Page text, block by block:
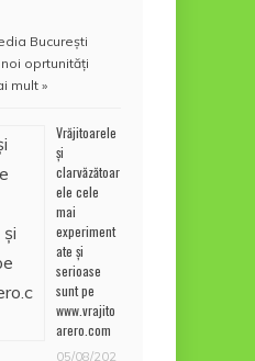
București
oprtunități
mult »
Vrăjitoarele
și
clarvăzătoar
ele cele
mai
experiment
ate și
serioase
sunt pe
www.vrajito
arero.com
05/08/202